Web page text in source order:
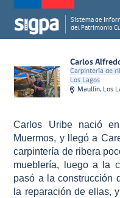
Sistema de
del Patrimonio
Carlos
Carpintería de
Los Lagos
Maullín, Los
Carlos Uribe nació
Muermos, y llegó a
carpintería de ribera
mueblería, luego a la
pasó a la construcción
la reparación de ellas,